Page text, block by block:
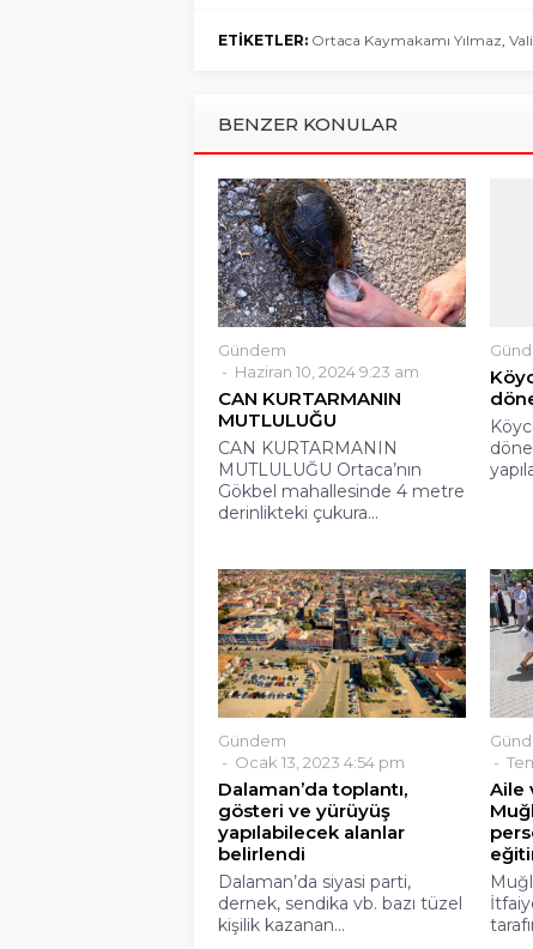
ETİKETLER: Ortaca Kaymakamı Yılmaz,
BENZER KONULAR
Gündem
Haziran 10, 2024 9:23 am
CAN KURTARMANIN
MUTLULUĞU
CAN KURTARMANIN
MUTLULUĞU Ortaca’nın
Gökbel mahallesinde 4 metre
derinlikteki çukura...
Gündem
Ocak 13, 2023 4:54 pm
Dalaman’da toplantı,
gösteri ve yürüyüş
yapılabilecek alanlar
belirlendi
Dalaman’da siyasi parti,
dernek, sendika vb. bazı tüzel
kişilik kazanan...
Aile